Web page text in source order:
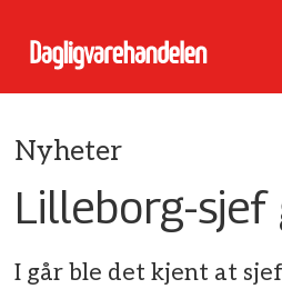
Nyheter
Lilleborg-sjef
I går ble det kjent at